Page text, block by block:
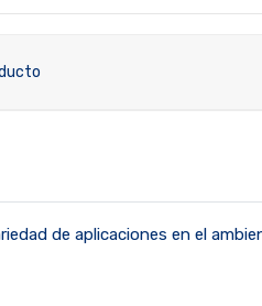
de aplicaciones en el